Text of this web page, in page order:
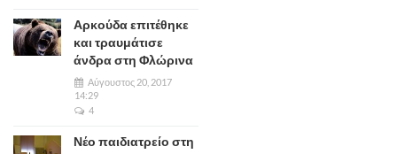
Αρκούδα επιτέθηκε
και τραυμάτισε
άνδρα στη Φλώρινα
Αύγουστος 20, 2017
14:29
4
Νέο παιδιατρείο στη